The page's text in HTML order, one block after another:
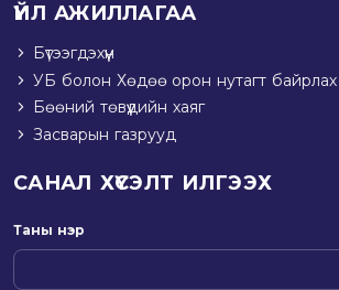
ҮЙЛ АЖИЛЛАГАА
Бүтээгдэхүүн
УБ болон Хөдөө орон нутагт
Бөөний төвүүдийн хаяг
Засварын газрууд
САНАЛ ХҮСЭЛТ ИЛГЭЭХ
Таны нэр